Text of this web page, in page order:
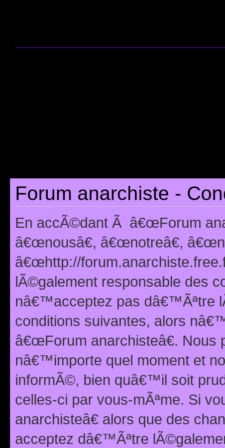
Forum anarchiste -
En accÃ©dant Ã â€œForum
â€œnousâ€, â€œnotreâ€,
â€œhttp://
lÃ©galement responsable des
nâ€™acceptez pas dâ€™Ãªtre
conditions suivantes, alors
â€œForum anarchisteâ€.
nâ€™importe quel moment et
informÃ©, bien quâ€™il soit
celles-ci par vous-mÃªme. Si
anarchisteâ€ alors que des
acceptez dâ€™Ãªtre